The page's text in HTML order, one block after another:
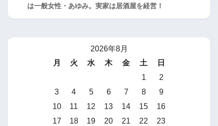
は一般女性・あゆみ。実家は居酒屋を経営！
2026年8月
月
火 水 木 金 土
日
1
2
3
4 5 6 7 8
9
10
11 12 13 14 15
16
17
18 19 20 21 22
23